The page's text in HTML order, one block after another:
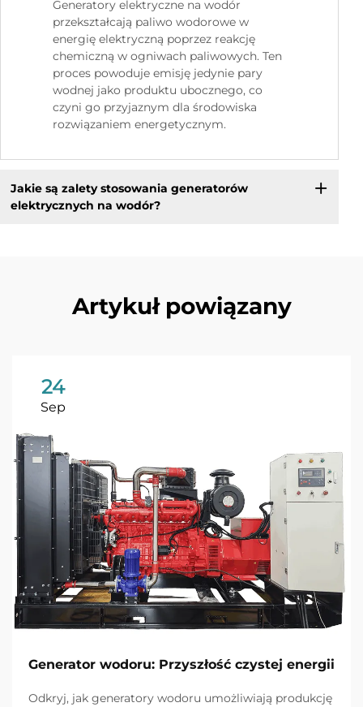
Generatory elektryczne na wodór
przekształcają paliwo wodorowe w
energię elektryczną poprzez reakcję
chemiczną w ogniwach paliwowych. Ten
proces powoduje emisję jedynie pary
wodnej jako produktu ubocznego, co
czyni go przyjaznym dla środowiska
rozwiązaniem energetycznym.
Jakie są zalety stosowania generatorów
elektrycznych na wodór?
Artykuł powiązany
24
Sep
Generator wodoru: Przyszłość czystej energii
Odkryj, jak generatory wodoru umożliwiają produkcję